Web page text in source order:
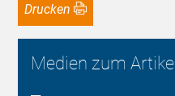
Drucken
Medien zum Artikel